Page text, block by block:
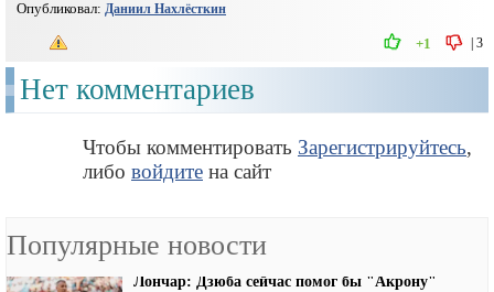
Опубликовал: Даниил Нахлёсткин
3
+1
Нет комментариев
Чтобы комментировать Зарегистрируйтесь,
либо войдите на сайт
Популярные новости
Лончар: Дзюба сейчас помог бы "Акрону"